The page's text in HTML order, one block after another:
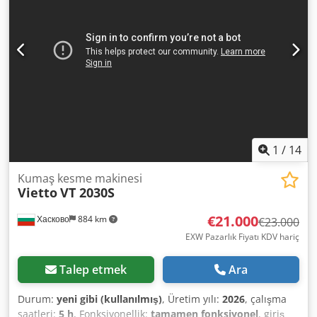
malzeme kalınlığı: 50 mm Maksimum çalışma hızı: 1.500
mm/s MAKİNE DETAYLARI Durumu: Sökülmüş Nominal
voltaj: 380 V Şebeke frekansı: 50/60 Hz Nominal güç: 24,38
1 / 14
Хасково 884 km
Kumaş kesme makinesi
ViettoVT 2030S
€21.000€23.000
EXW Pazarlık Fiyatı KDV hariç
Talep etmek Ara
Durum: yeni gibi (kullanılmış), Üretim yılı: 2026, çalışma
saatleri: 5 h, Fonksiyonellik: tamamen fonksiyonel, giriş